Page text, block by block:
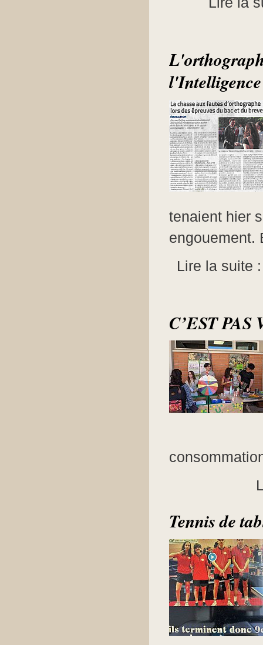
tenaient hier
engouement.
Lire la suite
C’EST
Tennis de